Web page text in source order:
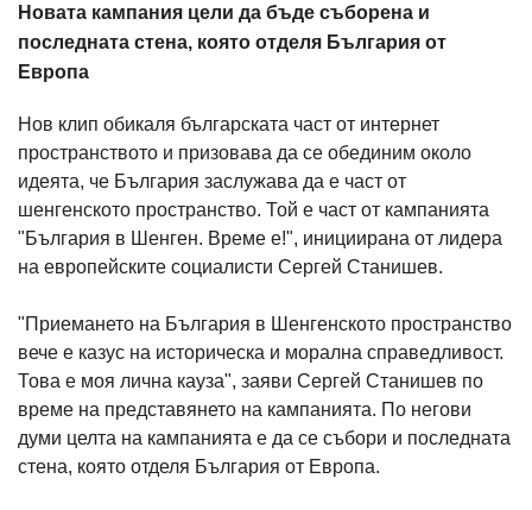
Новата кампания цели да бъде съборена и
последната стена, която отделя България от
Европа
Нов клип обикаля българската част от интернет
пространството и призовава да се обединим около
идеята, че България заслужава да е част от
шенгенското пространство. Той е част от кампанията
"България в Шенген. Време е!", инициирана от лидера
на европейските социалисти Сергей Станишев.
"Приемането на България в Шенгенското пространство
вече е казус на историческа и морална справедливост.
Това е моя лична кауза", заяви Сергей Станишев по
време на представянето на кампанията. По негови
думи целта на кампанията е да се събори и последната
стена, която отделя България от Европа.